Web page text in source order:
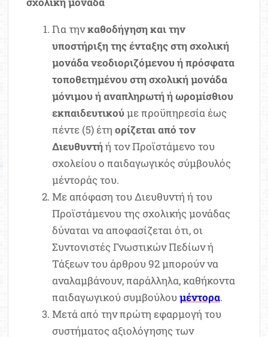
Για τηνκαθοδήγηση και την
υποστήριξη της ένταξης στη σχολική
μονάδα νεοδιοριζόμενου ή πρόσφατα
τοποθετημένου στη σχολική μονάδα
μόνιμου ή αναπληρωτή ή ωρομίσθιου
εκπαιδευτικούμε προϋπηρεσία έως
πέντε (5) έτη ορίζεται από τον
Διευθυντήή τον Προϊστάμενο του
σχολείου ο παιδαγωγικός σύμβουλός
μέντοράς του.
Με απόφαση του Διευθυντή ή του
Προϊστάμενου της σχολικής μονάδας
δύναται να αποφασίζεται ότι, οι
Συντονιστές Γνωστικών Πεδίων ή
Τάξεων του άρθρου 92 μπορούν να
αναλαμβάνουν, παράλληλα, καθήκοντα
παιδαγωγικού συμβούλουμέντορα.
Μετά από την πρώτη εφαρμογή του
συστήματος αξιολόγησης των